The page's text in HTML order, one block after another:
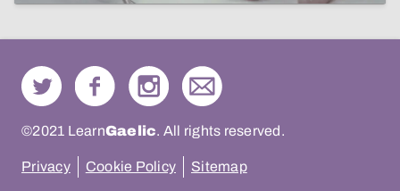
©2021 LearnGaelic. All rights reserved.
Privacy Cookie Policy Sitemap